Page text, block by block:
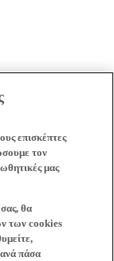
επισκέπτες
τον
μας
θα
των cookies
ανά πάσα